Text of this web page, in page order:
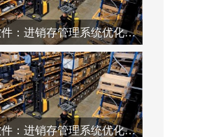
速达软件：进销存管理系统优化仓库工厂效率（2）
速达软件：进销存管理系统优化仓库工厂效率（1）